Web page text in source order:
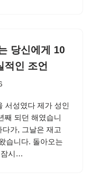
당신에게 10
적인 조언
서성였다 제가 성인
째 되던 해였습니
가, 그날은 재고
습니다. 돌아오는
잠시…